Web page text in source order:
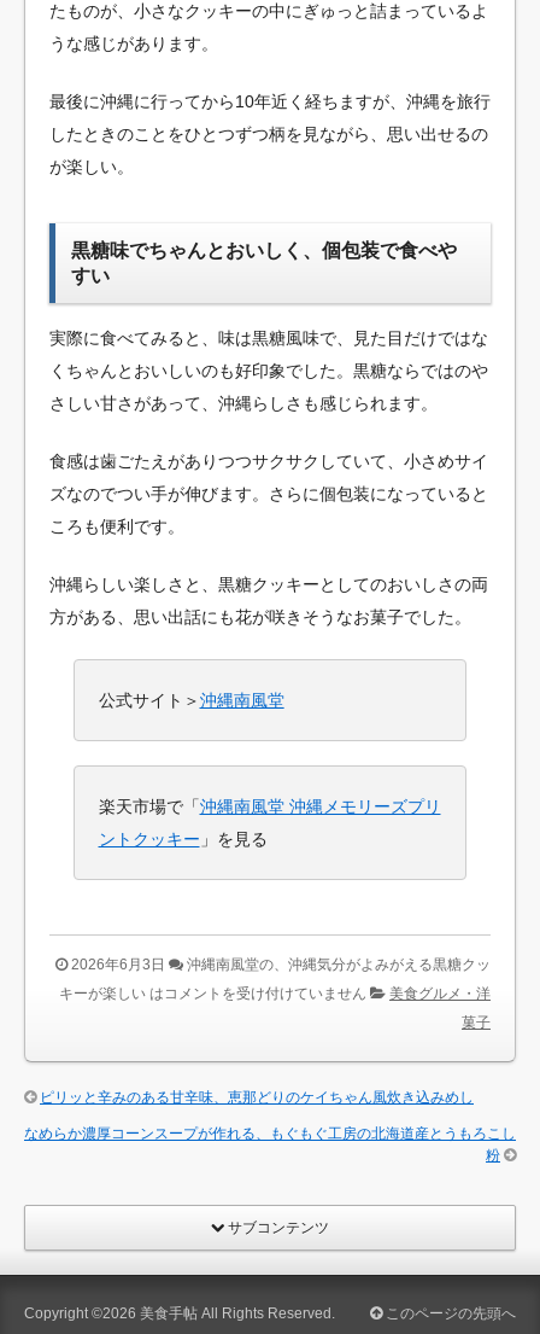
たものが、小さなクッキーの中にぎゅっと詰まっているよ
うな感じがあります。
最後に沖縄に行ってから10年近く経ちますが、沖縄を旅行
したときのことをひとつずつ柄を見ながら、思い出せるの
が楽しい。
黒糖味でちゃんとおいしく、個包装で食べや
すい
実際に食べてみると、味は黒糖風味で、見た目だけではな
くちゃんとおいしいのも好印象でした。黒糖ならではのや
さしい甘さがあって、沖縄らしさも感じられます。
食感は歯ごたえがありつつサクサクしていて、小さめサイ
ズなのでつい手が伸びます。さらに個包装になっていると
ころも便利です。
沖縄らしい楽しさと、黒糖クッキーとしてのおいしさの両
方がある、思い出話にも花が咲きそうなお菓子でした。
公式サイト＞沖縄南風堂
楽天市場で「沖縄南風堂 沖縄メモリーズプリ
ントクッキー 」を見る
2026年6月3日
沖縄南風堂の、沖縄気分がよみがえる黒糖クッ
キーが楽しい は コメントを受け付けていません
美食グルメ・洋
菓子
ピリッと辛みのある甘辛味、恵那どりのケイちゃん風炊き込みめし
なめらか濃厚コーンスープが作れる、もぐもぐ工房の北海道産とうもろこし
粉
サブコンテンツ
Copyright ©2026 美食手帖 All Rights Reserved. このページの先頭へ